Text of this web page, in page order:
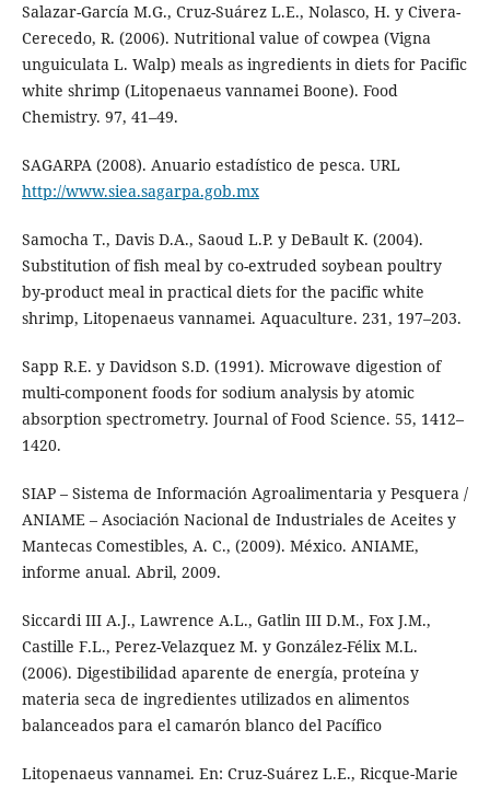
Salazar-García M.G., Cruz-Suárez L.E., Nolasco, H. y Civera-
Cerecedo, R. (2006). Nutritional value of cowpea (Vigna
unguiculata L. Walp) meals as ingredients in diets for Pacific
white shrimp (Litopenaeus vannamei Boone). Food
Chemistry. 97, 41–49.
SAGARPA (2008). Anuario estadístico de pesca. URL
http://www.siea.sagarpa.gob.mx
Samocha T., Davis D.A., Saoud L.P. y DeBault K. (2004).
Substitution of fish meal by co-extruded soybean poultry
by-product meal in practical diets for the pacific white
shrimp, Litopenaeus vannamei. Aquaculture. 231, 197–203.
Sapp R.E. y Davidson S.D. (1991). Microwave digestion of
multi-component foods for sodium analysis by atomic
absorption spectrometry. Journal of Food Science. 55, 1412–
1420.
SIAP – Sistema de Información Agroalimentaria y Pesquera /
ANIAME – Asociación Nacional de Industriales de Aceites y
Mantecas Comestibles, A. C., (2009). México. ANIAME,
informe anual. Abril, 2009.
Siccardi III A.J., Lawrence A.L., Gatlin III D.M., Fox J.M.,
Castille F.L., Perez-Velazquez M. y González-Félix M.L.
(2006). Digestibilidad aparente de energía, proteína y
materia seca de ingredientes utilizados en alimentos
balanceados para el camarón blanco del Pacífico
Litopenaeus vannamei. En: Cruz-Suárez L.E., Ricque-Marie